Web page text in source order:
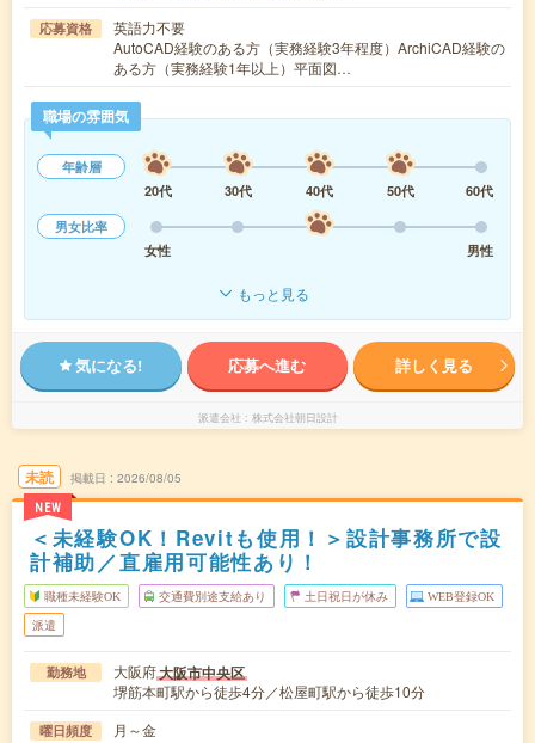
応募資格
英語力不要
AutoCAD経験のある方（実務経験3年程度）ArchiCAD経験の
ある方（実務経験1年以上）平面図…
職場の雰囲気
年齢層
20代
30代 40代 50代
60代
男女比率
女性
男性
もっと見る
気になる! 応募へ進む 詳しく見る
派遣会社 株式会社朝日設計
未読
NEW
掲載日 2026/08/05
＜未経験OK！Revitも使用！＞設計事務所で設
計補助／直雇用可能性あり！
職種未経験OK 交通費別途支給あり 土日祝日が休み WEB登録OK
派遣
勤務地 大阪府大阪市中央区
堺筋本町駅から徒歩4分／松屋町駅から徒歩10分
曜日頻度 月～金